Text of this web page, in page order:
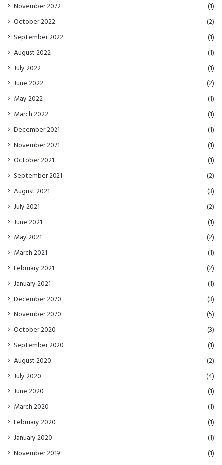
November 2022
(1)
October 2022
(2)
September 2022
(1)
August 2022
(1)
July 2022
(1)
June 2022
(2)
May 2022
(1)
March 2022
(1)
December 2021
(1)
November 2021
(1)
October 2021
(1)
September 2021
(2)
August 2021
(3)
July 2021
(2)
June 2021
(1)
May 2021
(2)
March 2021
(1)
February 2021
(2)
January 2021
(1)
December 2020
(3)
November 2020
(5)
October 2020
(3)
September 2020
(1)
August 2020
(2)
July 2020
(4)
June 2020
(1)
March 2020
(1)
February 2020
(1)
January 2020
(1)
November 2019
(1)